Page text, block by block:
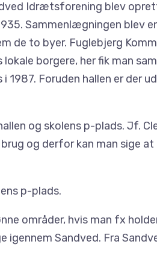
Idrætsforening blev
Sammenlægningen blev
de to byer. Fuglebjerg
borgere, her fik man
i 1987. Foruden hallen er der
og skolens p-plads. Jf.
og derfor kan man sige
områder, hvis man fx
Sandved. Fra